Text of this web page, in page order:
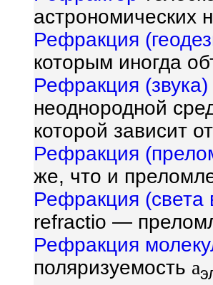
астрономических
Рефракция
которым иногда
Рефракция (звука)
неоднородной
которой зависит
Рефракция
же, что и
Рефракция
refractio —
Рефракция
поляризуемость a